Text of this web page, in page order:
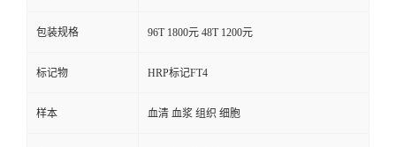
包装规格 96T 1800元 48T 1200元
标记物 HRP标记FT4
样本 血清 血浆 组织 细胞